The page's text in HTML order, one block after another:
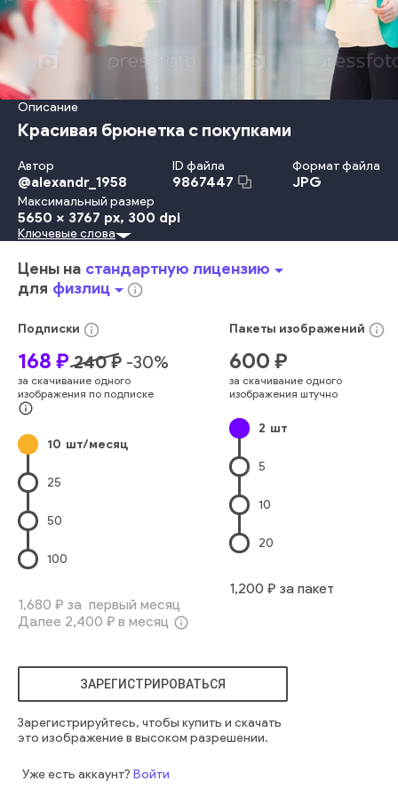
Описание
Красивая брюнетка с покупками
Автор
@alexandr_1958
ID файла
9867447
Формат файла
JPG
Максимальный размер
5650 x 3767 px, 300 dpi
Одежда Красота
Образ Жизни
Элегантность Стоять Держать
Женский Пол
Радость
Наслаждение
Клиент
Ходьба По Магазинам
Магазин Покупать Розничная Торговля
Бутик
Консюмеризм Хозяйственная Сумка Один Человек
Длинные Волосы
Городская Жизнь
Каштановые Волосы
Повседневная Одежда
Европейского Происхождения
Коммерческая Деятельность
Разглядывать Витрины
люди
брюнетка магазин
отдых
шопинг
жакет
длинные волосы
торговый центр
Ключевые слова
Цены на стандартную лицензиюarrow_drop_down
для физлицarrow_drop_downinfo_outline
Подписки info_outline
168 ₽ 240₽ -30%
за скачивание одного
изображения по подписке
info_outline
10 шт/месяц
25
50
100
1,680 ₽ за первый месяц
Далее 2,400 ₽ в месяц info_outline
Пакеты изображений info_outline
600 ₽
за скачивание одного
изображения штучно
2 шт
5
10
20
1,200 ₽ за пакет
ЗАРЕГИСТРИРОВАТЬСЯ
Зарегистрируйтесь, чтобы купить и скачать
это изображение в высоком разрешении.
Уже есть аккаунт? Войти